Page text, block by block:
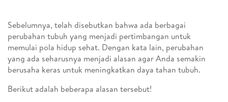
Sebelumnya, telah disebutkan bahwa ada berbagai
perubahan tubuh yang menjadi pertimbangan untuk
memulai pola hidup sehat. Dengan kata lain, perubahan
yang ada seharusnya menjadi alasan agar Anda semakin
berusaha keras untuk meningkatkan daya tahan tubuh.
Berikut adalah beberapa alasan tersebut!